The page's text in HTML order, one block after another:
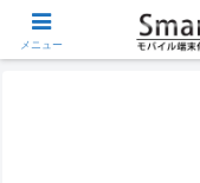
メニュー